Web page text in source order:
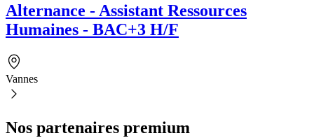
Alternance - Assistant Ressources
Humaines - BAC+3 H/F
Vannes
Nos partenaires premium